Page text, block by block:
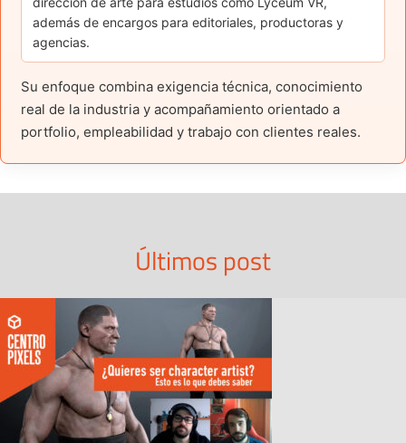
además de encargos para editoriales, productoras y
agencias.
Su enfoque combina exigencia técnica, conocimiento
real de la industria y acompañamiento orientado a
portfolio, empleabilidad y trabajo con clientes reales.
Últimos post